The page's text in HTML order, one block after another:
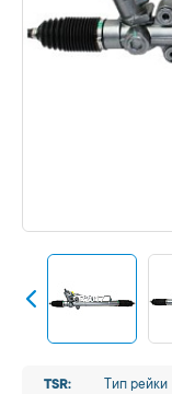
TSR: Тип рейки